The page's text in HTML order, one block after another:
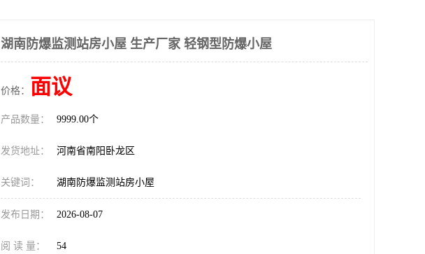
湖南防爆监测站房小屋 生产厂家 轻钢型防爆小屋
价格： 面议
产品数量： 9999.00个
发货地址： 河南省南阳卧龙区
关键词： 湖南防爆监测站房小屋
发布日期： 2026-08-07
阅 读 量： 54